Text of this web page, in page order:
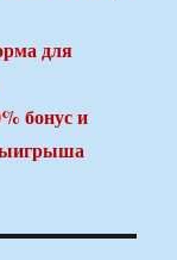
для
бонус и